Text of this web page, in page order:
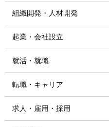
組織開発・人材開発
起業・会社設立
就活・就職
転職・キャリア
求人・雇用・採用